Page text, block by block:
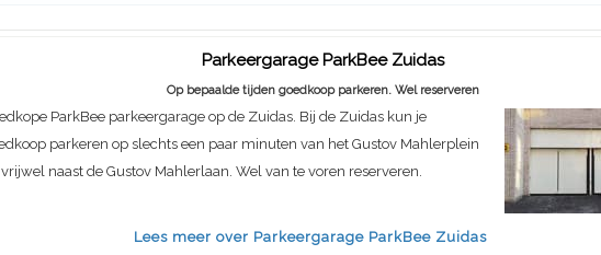
Parkeergarage ParkBee Zuidas
Op bepaalde tijden goedkoop parkeren. Wel reserveren
ParkBee parkeergarage op de Zuidas. Bij de Zuidas kun je
parkeren op slechts een paar minuten van het Gustov Mahlerplein
naast de Gustov Mahlerlaan. Wel van te voren reserveren.
Lees meer over Parkeergarage ParkBee Zuidas